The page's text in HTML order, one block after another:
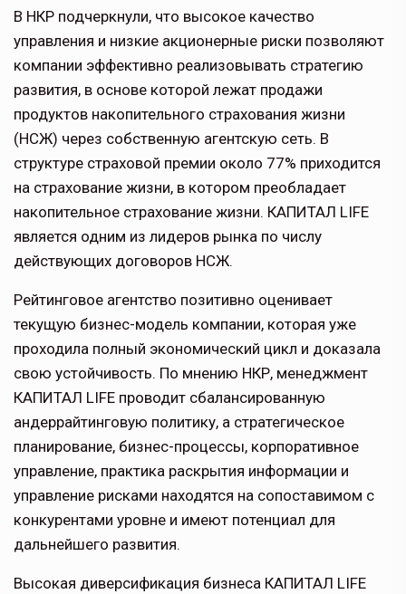
В НКР подчеркнули, что высокое качество
управления и низкие акционерные риски позволяют
компании эффективно реализовывать стратегию
развития, в основе которой лежат продажи
продуктов накопительного страхования жизни
(НСЖ) через собственную агентскую сеть. В
структуре страховой премии около 77% приходится
на страхование жизни, в котором преобладает
накопительное страхование жизни. КАПИТАЛ LIFE
является одним из лидеров рынка по числу
действующих договоров НСЖ.
Рейтинговое агентство позитивно оценивает
текущую бизнес-модель компании, которая уже
проходила полный экономический цикл и доказала
свою устойчивость. По мнению НКР, менеджмент
КАПИТАЛ LIFE проводит сбалансированную
андеррайтинговую политику, а стратегическое
планирование, бизнес-процессы, корпоративное
управление, практика раскрытия информации и
управление рисками находятся на сопоставимом с
конкурентами уровне и имеют потенциал для
дальнейшего развития.
Высокая диверсификация бизнеса КАПИТАЛ LIFE